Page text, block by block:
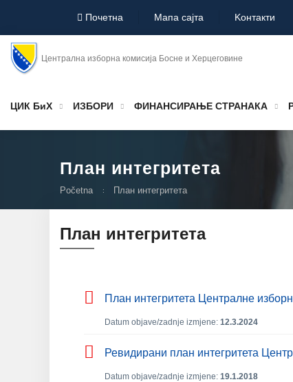
Почетна Мапа сајта Koнтакти
Централна изборна комисија Босне и Херцеговине
ЦИК БиХ ИЗБОРИ ФИНАНСИРАЊЕ СТРАНАКА
План интегритета
Početna План интегритета
План интегритета
План интегритета Централне
Datum objave/zadnje izmjene: 12.3.2024
Ревидирани план интегритета
Datum objave/zadnje izmjene: 19.1.2018